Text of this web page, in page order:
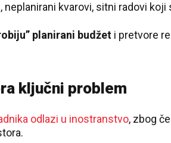
kvarovi, sitni radovi koji
planirani budžet i pretvore
ključni problem
odlazi u inostranstvo, zbog